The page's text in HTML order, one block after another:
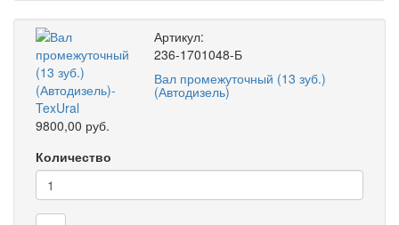
Артикул:
236-1701048-Б
Вал промежуточный (13 зуб.)
(Автодизель)
9800,00 руб.
Количество